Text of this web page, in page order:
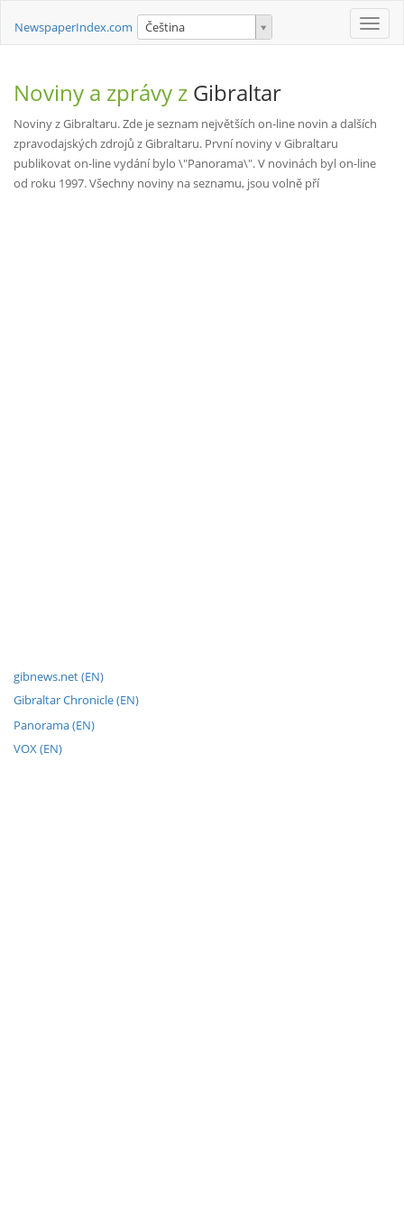
Toggle
NewspaperIndex.com Čeština
Noviny a zprávy z Gibraltar
Noviny z Gibraltaru. Zde je seznam největších on-line novin a dalších
zpravodajských zdrojů z Gibraltaru. První noviny v Gibraltaru
publikovat on-line vydání bylo \"Panorama\". V novinách byl on-line
od roku 1997. Všechny noviny na seznamu, jsou volně pří
gibnews.net (EN)
Gibraltar Chronicle (EN)
Panorama (EN)
VOX (EN)